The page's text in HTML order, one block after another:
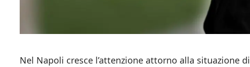
Nel Napoli cresce l’attenzione attorno alla situazione di